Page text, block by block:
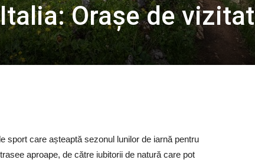
Orașe de vizitat
sport care așteaptă sezonul lunilor de iarnă pentru
aproape, de către iubitorii de natură care pot